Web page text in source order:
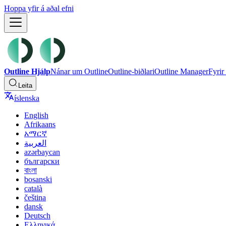
Hoppa yfir á aðal efni
Outline HjálpNánar um OutlineOutline-biðlariOutline ManagerFyrir
Leita
íslenska
English
Afrikaans
አማርኛ
العربية
azərbaycan
български
বাংলা
bosanski
català
čeština
dansk
Deutsch